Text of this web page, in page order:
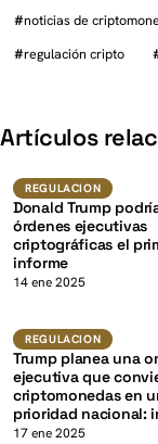
#noticias de
#regulación cripto
Artículos
Regulacion
REGULACION
Donald Trump
órdenes ejecutivas
criptográficas el
informe
14 ene 2025
Regulacion
REGULACION
Trump planea una
ejecutiva que
criptomonedas en
prioridad nacional:
17 ene 2025